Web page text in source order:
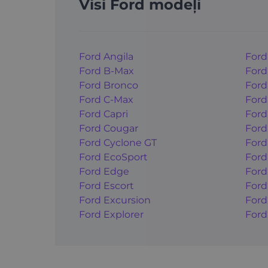
Visi Ford modeļi
Ford Angila
Ford B-Max
Ford Bronco
Ford C-Max
Ford Capri
Ford Cougar
Ford Cyclone GT
Ford EcoSport
Ford Edge
Ford Escort
Ford Excursion
Ford Explorer